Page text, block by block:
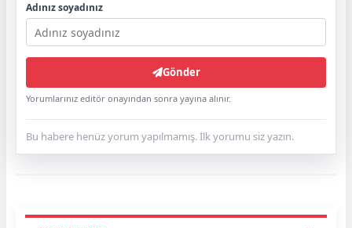
Adınız soyadınız
Gönder
Yorumlarınız editör onayından sonra yayına alınır.
Bu habere henüz yorum yapılmamış. İlk yorumu siz yazın.